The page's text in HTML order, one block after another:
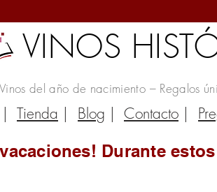
VINOS
Vinos del año de nacimiento – Regalos
| Tienda | Blog | Contacto |
Durante